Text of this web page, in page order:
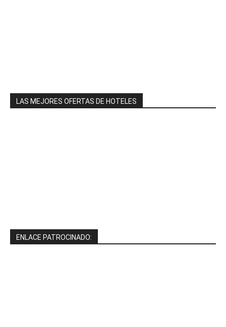
LAS MEJORES OFERTAS DE HOTELES
ENLACE PATROCINADO: